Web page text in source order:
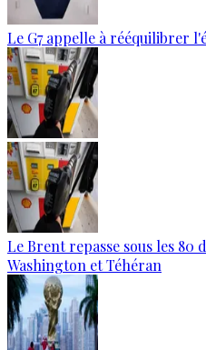
Le G7 appelle à rééquilibrer
Le Brent repasse sous les 80
Washington et Téhéran